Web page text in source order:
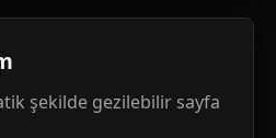
şekilde gezilebilir sayfa